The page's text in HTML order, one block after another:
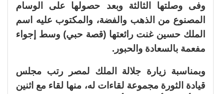
وفى وصلتها الثالثة وبعد حصولها على الوسام
المصنوع من الذهب والفضة، والمكتوب عليه اسم
الملك حسين غنت رائعتها (قصة حبي) وسط إجواء
مفعمة بالسعادة والحبور.
وبمناسبة زيارة جلالة الملك لمصر رتب مجلس
قيادة الثورة مجموعة لقاءات له، منها لقاء مع اثنين